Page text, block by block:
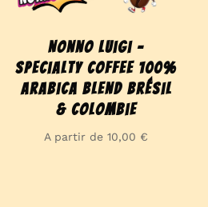
Nonno Luigi –
Specialty coffee 100%
Arabica blend Brésil
& Colombie
A partir de10,00 €